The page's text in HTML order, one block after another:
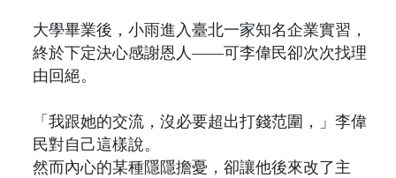
大學畢業後，小雨進入臺北一家知名企業實習，
終於下定決心感謝恩人——可李偉民卻次次找理
由回絕。
「我跟她的交流，沒必要超出打錢范圍，」李偉
民對自己這樣說。
然而內心的某種隱隱擔憂，卻讓他後來改了主